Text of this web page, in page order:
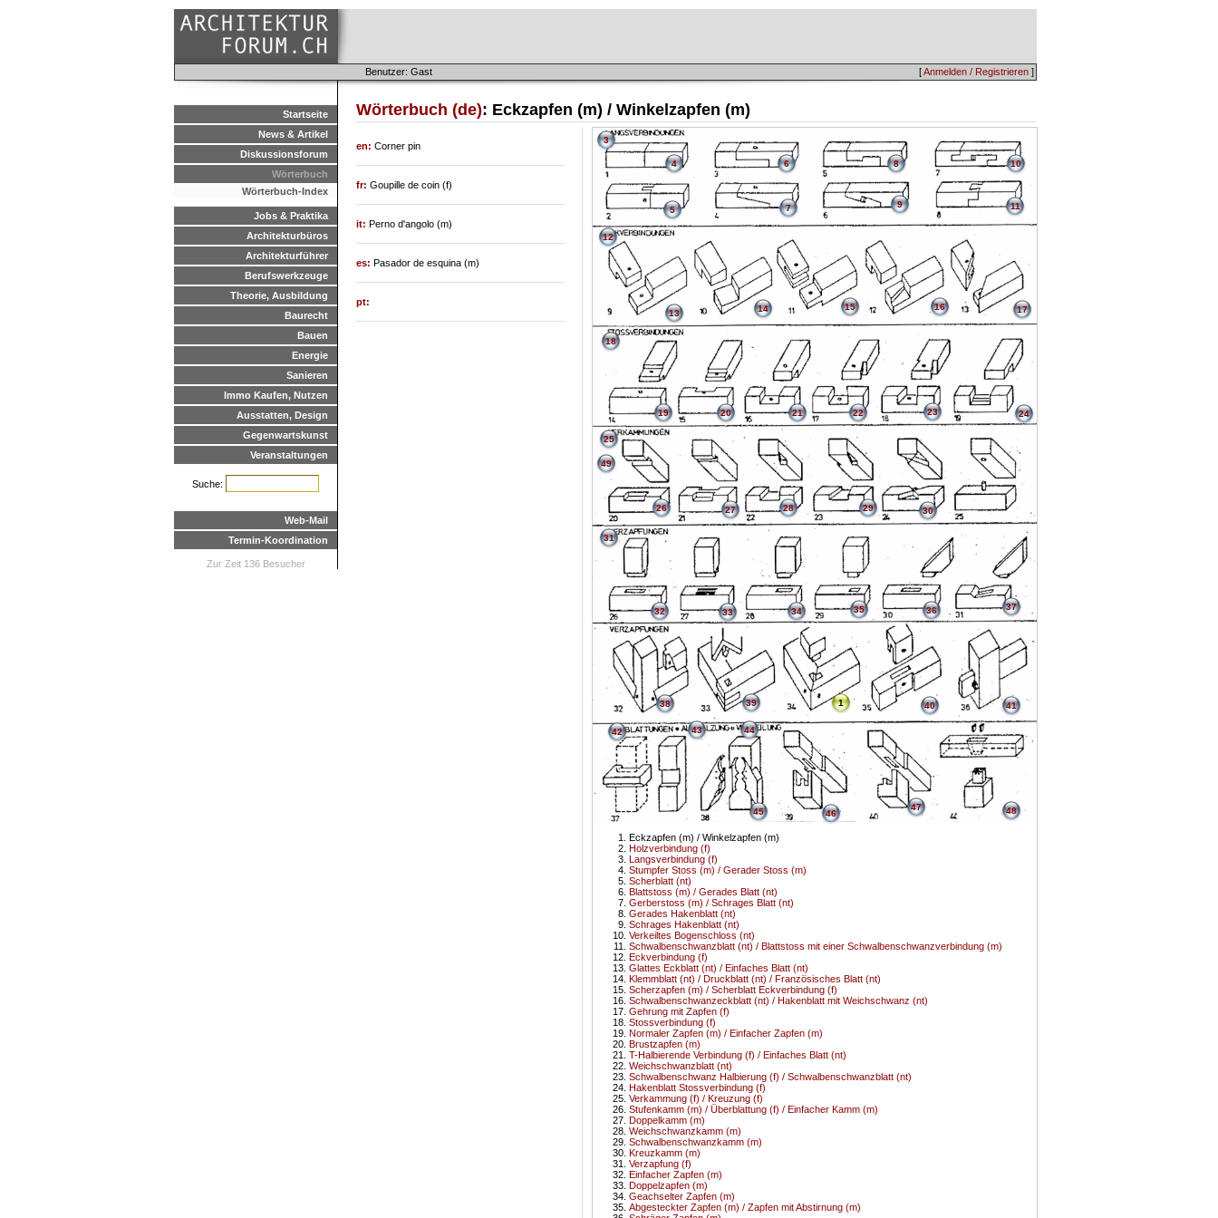
[Anmelden / Registrieren ]
Benutzer: Gast
Startseite
News & Artikel
Diskussionsforum
Wörterbuch
Wörterbuch-Index
Jobs & Praktika
Architekturbüros
Architekturführer
Berufswerkzeuge
Theorie, Ausbildung
Baurecht
Bauen
Energie
Sanieren
Immo Kaufen, Nutzen
Ausstatten, Design
Gegenwartskunst
Veranstaltungen
Suche:
Web-Mail
Termin-Koordination
Zur Zeit 136 Besucher
Wörterbuch (de): Eckzapfen (m) / Winkelzapfen (m)
1
Eckzapfen (m) / Winkelzapfen (m)
Holzverbindung (f)
Langsverbindung (f)
3
Stumpfer Stoss (m) / Gerader Stoss (m)
4
Scherblatt (nt)
5
Blattstoss (m) / Gerades Blatt (nt)
6
Gerberstoss (m) / Schrages Blatt (nt)
7
Gerades Hakenblatt (nt)
8
Schrages Hakenblatt (nt)
9
Verkeiltes Bogenschloss (nt)
10
Schwalbenschwanzblatt (nt) / Blattstoss mit einer Schwalbenschwanzverbindung (m)
11
Eckverbindung (f)
12
Glattes Eckblatt (nt) / Einfaches Blatt (nt)
13
Klemmblatt (nt) / Druckblatt (nt) / Französisches Blatt (nt)
14
Scherzapfen (m) / Scherblatt Eckverbindung (f)
15
Schwalbenschwanzeckblatt (nt) / Hakenblatt mit Weichschwanz (nt)
16
Gehrung mit Zapfen (f)
17
Stossverbindung (f)
18
Normaler Zapfen (m) / Einfacher Zapfen (m)
19
Brustzapfen (m)
20
T-Halbierende Verbindung (f) / Einfaches Blatt (nt)
21
Weichschwanzblatt (nt)
22
Schwalbenschwanz Halbierung (f) / Schwalbenschwanzblatt (nt)
23
Hakenblatt Stossverbindung (f)
24
Verkammung (f) / Kreuzung (f)
25
Stufenkamm (m) / Überblattung (f) / Einfacher Kamm (m)
26
Doppelkamm (m)
27
Weichschwanzkamm (m)
28
Schwalbenschwanzkamm (m)
29
Kreuzkamm (m)
30
Verzapfung (f)
31
Einfacher Zapfen (m)
32
Doppelzapfen (m)
33
Geachselter Zapfen (m)
34
Abgesteckter Zapfen (m) / Zapfen mit Abstirnung (m)
35 36 37
38 39 40 41
42 43 44
45 46
47 48
49
en: Corner pin
fr: Goupille de coin (f)
it: Perno d'angolo (m)
es: Pasador de esquina (m)
pt: